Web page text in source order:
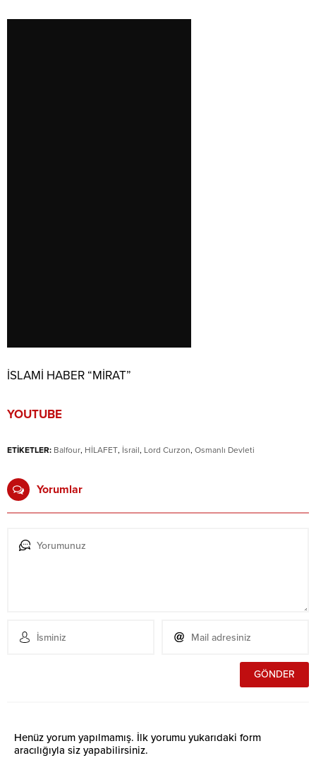
İSLAMİ HABER “MİRAT”
YOUTUBE
ETİKETLER: Balfour, HİLAFET, İsrail, Lord Curzon, Osmanlı Devleti
Yorumlar
Henüz yorum yapılmamış. İlk yorumu yukarıdaki form
aracılığıyla siz yapabilirsiniz.